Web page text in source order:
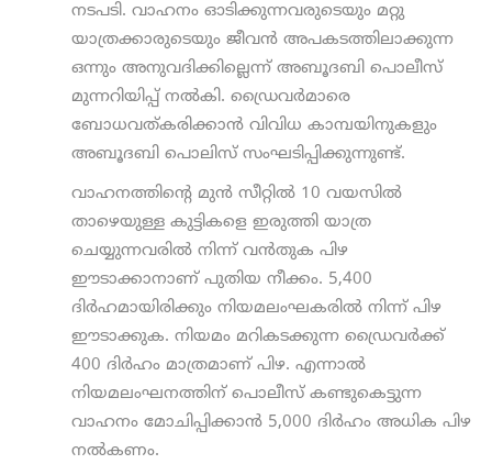
നടപടി. വാഹനം ഓടിക്കുന്നവരുടെയും മറ്റു
യാത്രക്കാരുടെയും ജീവന്‍ അപകടത്തിലാക്കുന്ന
ഒന്നും അനുവദിക്കില്ലെന്ന് അബൂദബി പൊലീസ്
മുന്നറിയിപ്പ് നല്‍കി. ഡ്രൈവര്‍മാരെ
ബോധവത്കരിക്കാന്‍ വിവിധ കാമ്പയിനുകളും
അബൂദബി പൊലിസ് സംഘടിപ്പിക്കുന്നുണ്ട്.
വാഹനത്തിന്റെ മുന്‍ സീറ്റില്‍ 10 വയസില്‍
താഴെയുള്ള കുട്ടികളെ ഇരുത്തി യാത്ര
ചെയ്യുന്നവരില്‍ നിന്ന് വന്‍തുക പിഴ
ഈടാക്കാനാണ് പുതിയ നീക്കം. 5,400
ദിര്‍ഹമായിരിക്കും നിയമലംഘകരില്‍ നിന്ന് പിഴ
ഈടാക്കുക. നിയമം മറികടക്കുന്ന ഡ്രൈവര്‍ക്ക്
400 ദിര്‍ഹം മാത്രമാണ് പിഴ. എന്നാല്‍
നിയമലംഘനത്തിന് പൊലീസ് കണ്ടുകെട്ടുന്ന
വാഹനം മോചിപ്പിക്കാന്‍ 5,000 ദിര്‍ഹം അധിക പിഴ
നല്‍കണം.